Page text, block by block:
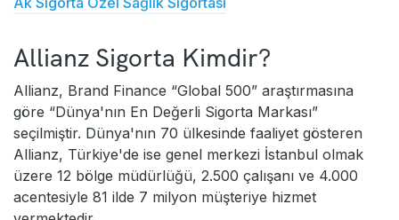
Allianz Sigorta Kimdir?
Allianz, Brand Finance “Global 500” araştırmasına
göre “Dünya'nın En Değerli Sigorta Markası”
seçilmiştir. Dünya'nın 70 ülkesinde faaliyet gösteren
Allianz, Türkiye'de ise genel merkezi İstanbul olmak
üzere 12 bölge müdürlüğü, 2.500 çalışanı ve 4.000
acentesiyle 81 ilde 7 milyon müşteriye hizmet